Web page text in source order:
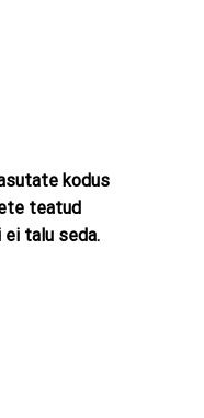
kodus
teatud
talu seda.